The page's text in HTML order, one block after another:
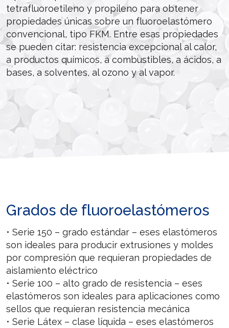
tetrafluoroetileno y propileno para obtener
propiedades únicas sobre un fluoroelastómero
convencional, tipo FKM. Entre esas propiedades
se pueden citar: resistencia excepcional al calor,
a productos químicos, a combustibles, a ácidos, a
bases, a solventes, al ozono y al vapor.
Grados de fluoroelastómeros
• Serie 150 – grado estándar – eses elastómeros
son ideales para producir extrusiones y moldes
por compresión que requieran propiedades de
aislamiento eléctrico
• Serie 100 – alto grado de resistencia – eses
elastómeros son ideales para aplicaciones como
sellos que requieran resistencia mecánica
• Serie Látex – clase líquida – eses elastómeros